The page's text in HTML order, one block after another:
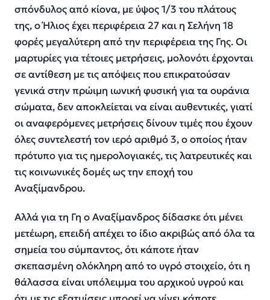
σπόνδυλος από κίονα, με ύψος 1/3 του πλάτους
της, ο Ήλιος έχει περιφέρεια 27 και η Σελήνη 18
φορές μεγαλύτερη από την περιφέρεια της Γης. Οι
μαρτυρίες για τέτοιες μετρήσεις, μολονότι έρχονται
σε αντίθεση με τις απόψεις που επικρατούσαν
γενικά στην πρώιμη ιωνική φυσική για τα ουράνια
σώματα, δεν αποκλείεται να είναι αυθεντικές, γιατί
οι αναφερόμενες μετρήσεις δίνουν τιμές που έχουν
όλες συντελεστή τον ιερό αριθμό 3, ο οποίος ήταν
πρότυπο για τις ημερολογιακές, τις λατρευτικές και
τις κοινωνικές δομές ως την εποχή του
Αναξίμανδρου.
Αλλά για τη Γη ο Αναξίμανδρος δίδασκε ότι μένει
μετέωρη, επειδή απέχει το ίδιο ακριβώς από όλα τα
σημεία του σύμπαντος, ότι κάποτε ήταν
σκεπασμένη ολόκληρη από το υγρό στοιχείο, ότι η
θάλασσα είναι υπόλειμμα του αρχικού υγρού και